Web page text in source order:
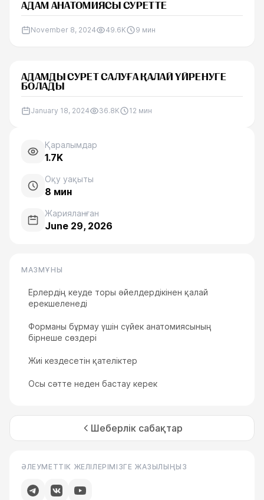
АДАМ АНАТОМИЯСЫ СУРЕТТЕ
November 8, 2024 49.6K 9 мин
АДАМДЫ СУРЕТ САЛУҒА ҚАЛАЙ ҮЙРЕНУГЕ
БОЛАДЫ
January 18, 2024 36.8K 12 мин
Қаралымдар
1.7K
Оқу уақыты
8 мин
Жарияланған
June 29, 2026
МАЗМҰНЫ
Ерлердің кеуде торы әйелдердікінен қалай
ерекшеленеді
Форманы бұрмау үшін сүйек анатомиясының
бірнеше сөздері
Жиі кездесетін қателіктер
Осы сәтте неден бастау керек
Шеберлік сабақтар
ӘЛЕУМЕТТІК ЖЕЛІЛЕРІМІЗГЕ ЖАЗЫЛЫҢЫЗ